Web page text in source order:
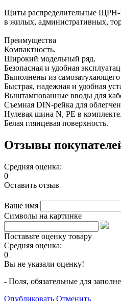
Щиты распределительные ЩРН-
в жилых, административных,
Преимущества
Компактность.
Широкий модельный ряд.
Безопасная и удобная
Выполнены из самозатухающего
Быстрая, надежная и удобная
Выштампованные вводы для
Съемная DIN-рейка для
Нулевая шина N, PE в комплекте.
Белая глянцевая поверхность.
Отзывы
Средняя оценка:
0
Оставить отзыв
Ваше имя
Символы на картинке
Поставьте оценку товару
Средняя оценка:
0
Вы не указали оценку!
- Поля, обязательные для
Опубликовать Отменить